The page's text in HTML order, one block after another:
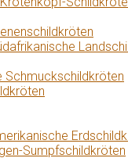
Schmuckschildkröten
Sumpfschildkröten